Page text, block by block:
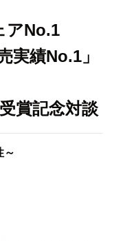
アNo.1
実績No.1」
賞記念対談
～